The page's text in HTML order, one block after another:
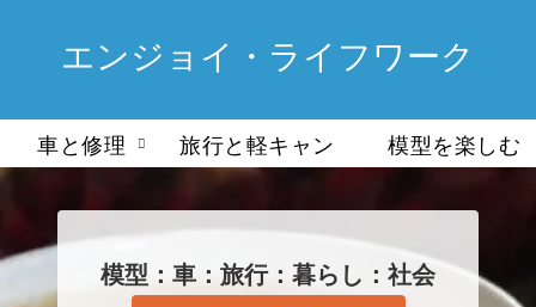
エンジョイ・ライフワーク
車と修理 旅行と軽キャン 模型を楽しむ
模型：車：旅行：暮らし：社会